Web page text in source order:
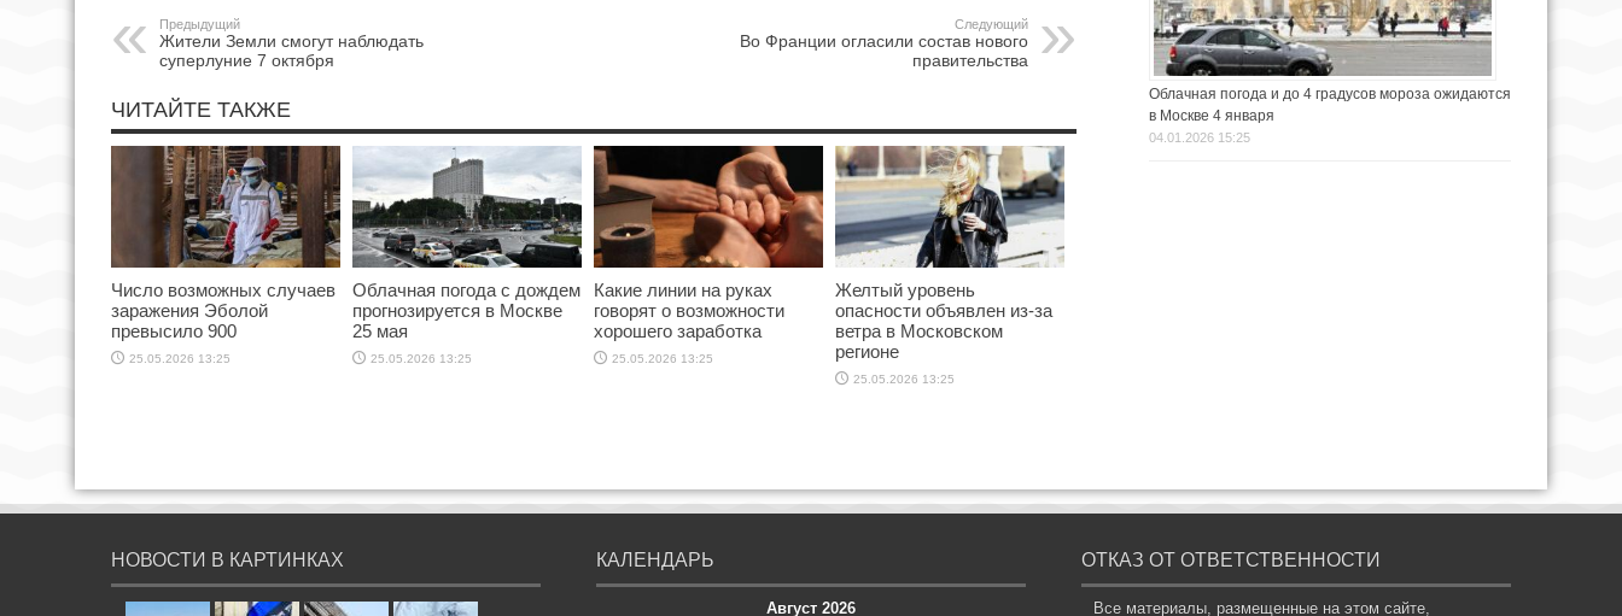
Предыдущий
Жители Земли смогут наблюдать
суперлуние 7 октября
Следующий
Во Франции огласили состав нового
правительства
ЧИТАЙТЕ ТАКЖЕ
Число возможных случаев
заражения Эболой
превысило 900
25.05.2026 13:25
Облачная погода с дождем
прогнозируется в Москве
25 мая
25.05.2026 13:25
Какие линии на руках
говорят о возможности
хорошего заработка
25.05.2026 13:25
Желтый уровень
опасности объявлен из-за
ветра в Московском
регионе
25.05.2026 13:25
Облачная погода и до 4 градусов мороза ожидаются
в Москве 4 января
04.01.2026 15:25
НОВОСТИ В КАРТИНКАХ КАЛЕНДАРЬ
Август 2026
ОТКАЗ ОТ ОТВЕТСТВЕННОСТИ
Все материалы, размещенные на этом сайте,